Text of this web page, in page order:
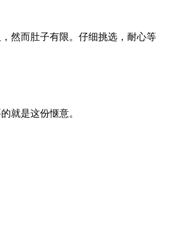
然而肚子有限。仔细挑选，耐心等
就是这份惬意。